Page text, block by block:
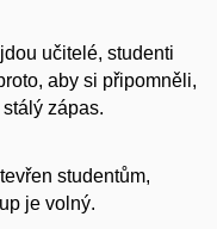
učitelé, studenti
aby si připomněli,
zápas.
studentům,
je volný.